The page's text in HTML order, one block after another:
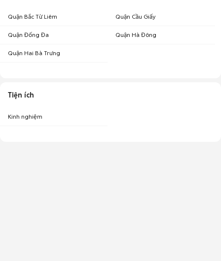
Quận Bắc Từ Liêm Quận Cầu Giấy
Quận Đống Đa Quận Hà Đông
Quận Hai Bà Trưng
Tiện ích
Kinh nghiệm